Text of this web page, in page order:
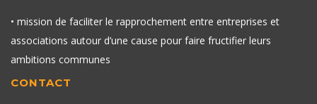
• mission de faciliter le rapprochement entre entreprises et
associations autour d’une cause pour faire fructifier leurs
ambitions communes
CONTACT